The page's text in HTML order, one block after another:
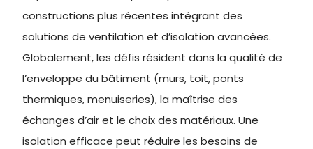
constructions plus récentes intégrant des
solutions de ventilation et d’isolation avancées.
Globalement, les défis résident dans la qualité de
l’enveloppe du bâtiment (murs, toit, ponts
thermiques, menuiseries), la maîtrise des
échanges d’air et le choix des matériaux. Une
isolation efficace peut réduire les besoins de